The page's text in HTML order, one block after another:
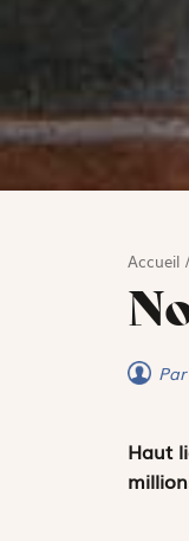
Accueil/
Haut